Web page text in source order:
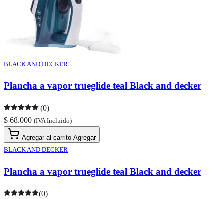
BLACK AND DECKER
Plancha a vapor trueglide teal Black and decker
(0)
$ 68.000 (IVA Incluido)
Agregar al carrito Agregar
BLACK AND DECKER
Plancha a vapor trueglide teal Black and decker
(0)